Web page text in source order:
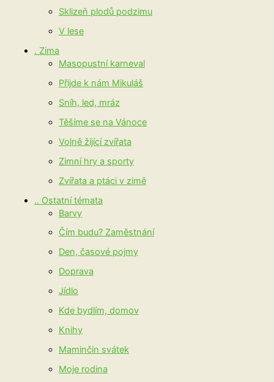
Sklizeň plodů podzimu
V lese
. Zima
Masopustní karneval
Přijde k nám Mikuláš
Sníh, led, mráz
Těšíme se na Vánoce
Volně žijící zvířata
Zimní hry a sporty
Zvířata a ptáci v zimě
.. Ostatní témata
Barvy
Čím budu? Zaměstnání
Den, časové pojmy
Doprava
Jídlo
Kde bydlím, domov
Knihy
Maminčin svátek
Moje rodina